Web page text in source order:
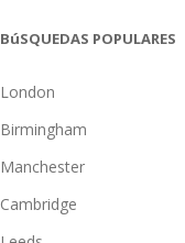
BúSQUEDAS POPULARES
London
Birmingham
Manchester
Cambridge